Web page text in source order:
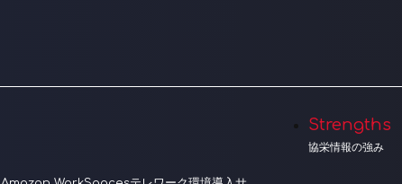
Strengths
協栄情報の強み